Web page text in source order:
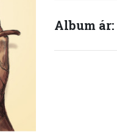
Album ár: